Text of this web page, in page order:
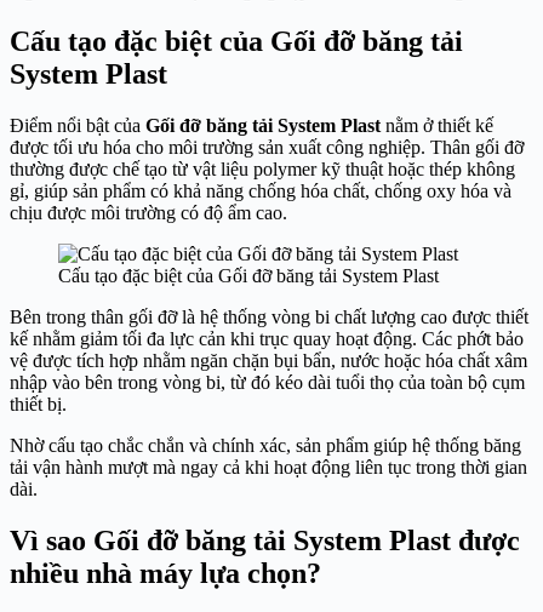
Cấu tạo đặc biệt của Gối đỡ băng tải
System Plast
Điểm nổi bật của Gối đỡ băng tải System Plast nằm ở thiết kế
được tối ưu hóa cho môi trường sản xuất công nghiệp. Thân gối đỡ
thường được chế tạo từ vật liệu polymer kỹ thuật hoặc thép không
gỉ, giúp sản phẩm có khả năng chống hóa chất, chống oxy hóa và
chịu được môi trường có độ ẩm cao.
Cấu tạo đặc biệt của Gối đỡ băng tải System Plast
Bên trong thân gối đỡ là hệ thống vòng bi chất lượng cao được thiết
kế nhằm giảm tối đa lực cản khi trục quay hoạt động. Các phớt bảo
vệ được tích hợp nhằm ngăn chặn bụi bẩn, nước hoặc hóa chất xâm
nhập vào bên trong vòng bi, từ đó kéo dài tuổi thọ của toàn bộ cụm
thiết bị.
Nhờ cấu tạo chắc chắn và chính xác, sản phẩm giúp hệ thống băng
tải vận hành mượt mà ngay cả khi hoạt động liên tục trong thời gian
dài.
Vì sao Gối đỡ băng tải System Plast được
nhiều nhà máy lựa chọn?